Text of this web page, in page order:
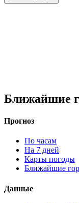
Ближайшие
Прогноз
По часам
На 7 дней
Карты погоды
Ближайшие
Данные